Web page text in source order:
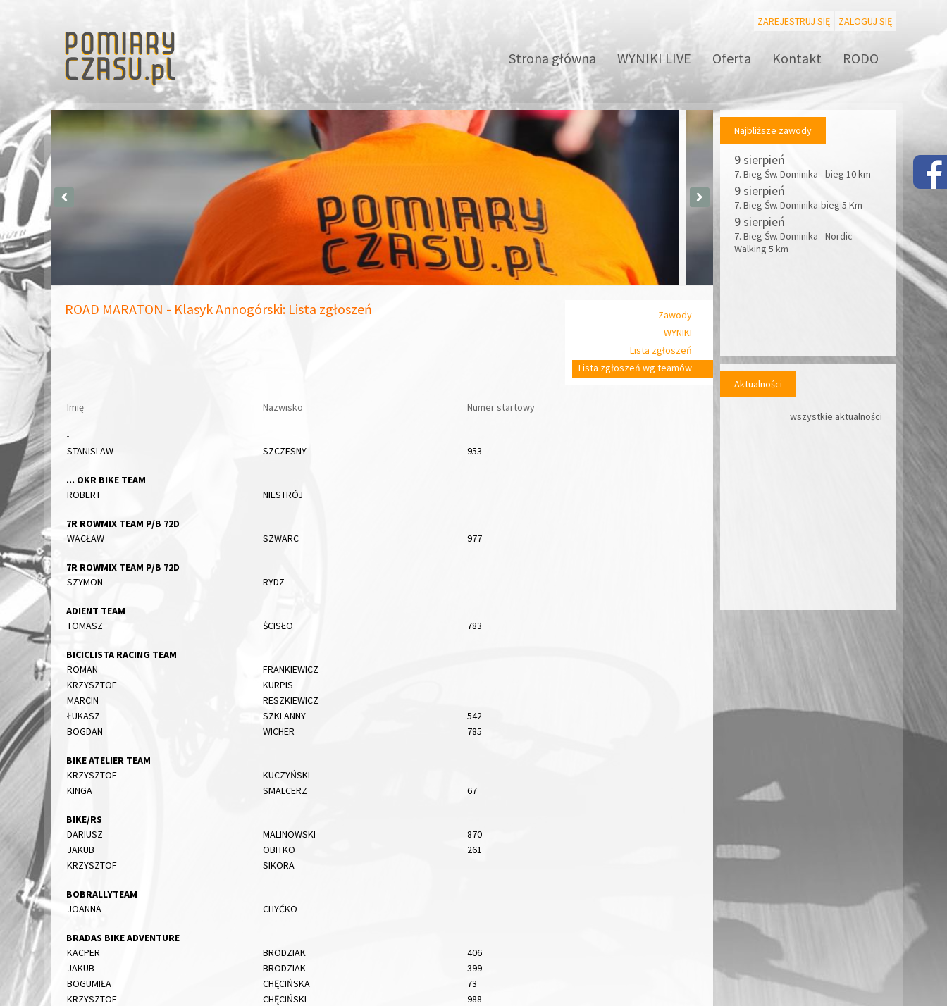
ZAREJESTRUJ SIĘ ZALOGUJ SIĘ
Strona główna WYNIKI LIVE Oferta Kontakt RODO
Najbliższe zawody
9 sierpień
7. Bieg Św. Dominika - bieg 10 km
9 sierpień
7. Bieg Św. Dominika-bieg 5 Km
9 sierpień
7. Bieg Św. Dominika - Nordic
Walking 5 km
Aktualności
wszystkie aktualności
Zawody
WYNIKI
Lista zgłoszeń
Lista zgłoszeń wg teamów
ROAD MARATON - Klasyk Annogórski: Lista zgłoszeń
Imię Nazwisko Numer startowy
-
STANISLAW
SZCZESNY 953
... OKR BIKE TEAM
ROBERT
NIESTRÓJ
7R ROWMIX TEAM P/B 72D
WACŁAW
SZWARC 977
7R ROWMIX TEAM P/B 72D
SZYMON
RYDZ
ADIENT TEAM
TOMASZ
ŚCISŁO 783
BICICLISTA RACING TEAM
ROMAN
FRANKIEWICZ
KRZYSZTOF
KURPIS
MARCIN
RESZKIEWICZ
ŁUKASZ
SZKLANNY
542
BOGDAN
WICHER 785
BIKE ATELIER TEAM
KRZYSZTOF
KUCZYŃSKI
KINGA
SMALCERZ 67
BIKE/RS
DARIUSZ
MALINOWSKI
870
JAKUB
OBITKO
261
KRZYSZTOF
SIKORA
BOBRALLYTEAM
JOANNA
CHYĆKO
BRADAS BIKE ADVENTURE
KACPER
BRODZIAK
406
JAKUB
BRODZIAK
399
BOGUMIŁA
CHĘCIŃSKA
73
KRZYSZTOF
CHĘCIŃSKI
988